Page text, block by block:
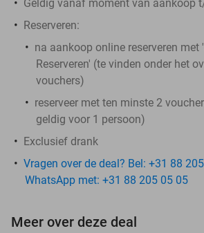
Geldig vanaf moment van aankoop
Reserveren:
na aankoop online reserveren met
Reserveren' (te vinden onder het
vouchers)
reserveer met ten minste 2
geldig voor 1 persoon)
Exclusief drank
Vragen over de deal? Bel: +31 88
WhatsApp met: +31 88 205 05 05
Meer over deze deal